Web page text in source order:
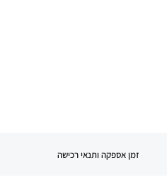
זמן אספקה ותנאי רכישה